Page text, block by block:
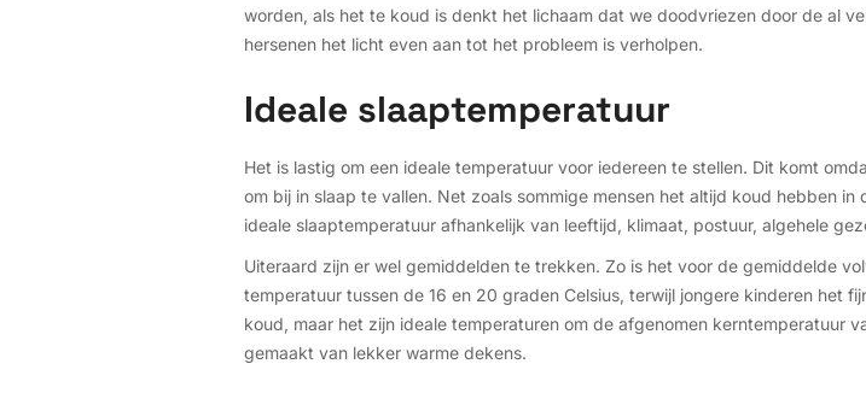
worden, als het te koud is denkt het lichaam dat we doodvriezen door de al
hersenen het licht even aan tot het probleem is verholpen.
Ideale slaaptemperatuur
Het is lastig om een ideale temperatuur voor iedereen te stellen. Dit komt
om bij in slaap te vallen. Net zoals sommige mensen het altijd koud hebben
ideale slaaptemperatuur afhankelijk van leeftijd, klimaat, postuur, algehele
Uiteraard zijn er wel gemiddelden te trekken. Zo is het voor de gemiddelde
temperatuur tussen de 16 en 20 graden Celsius, terwijl jongere kinderen het
koud, maar het zijn ideale temperaturen om de afgenomen kerntemperatuur
gemaakt van lekker warme dekens.